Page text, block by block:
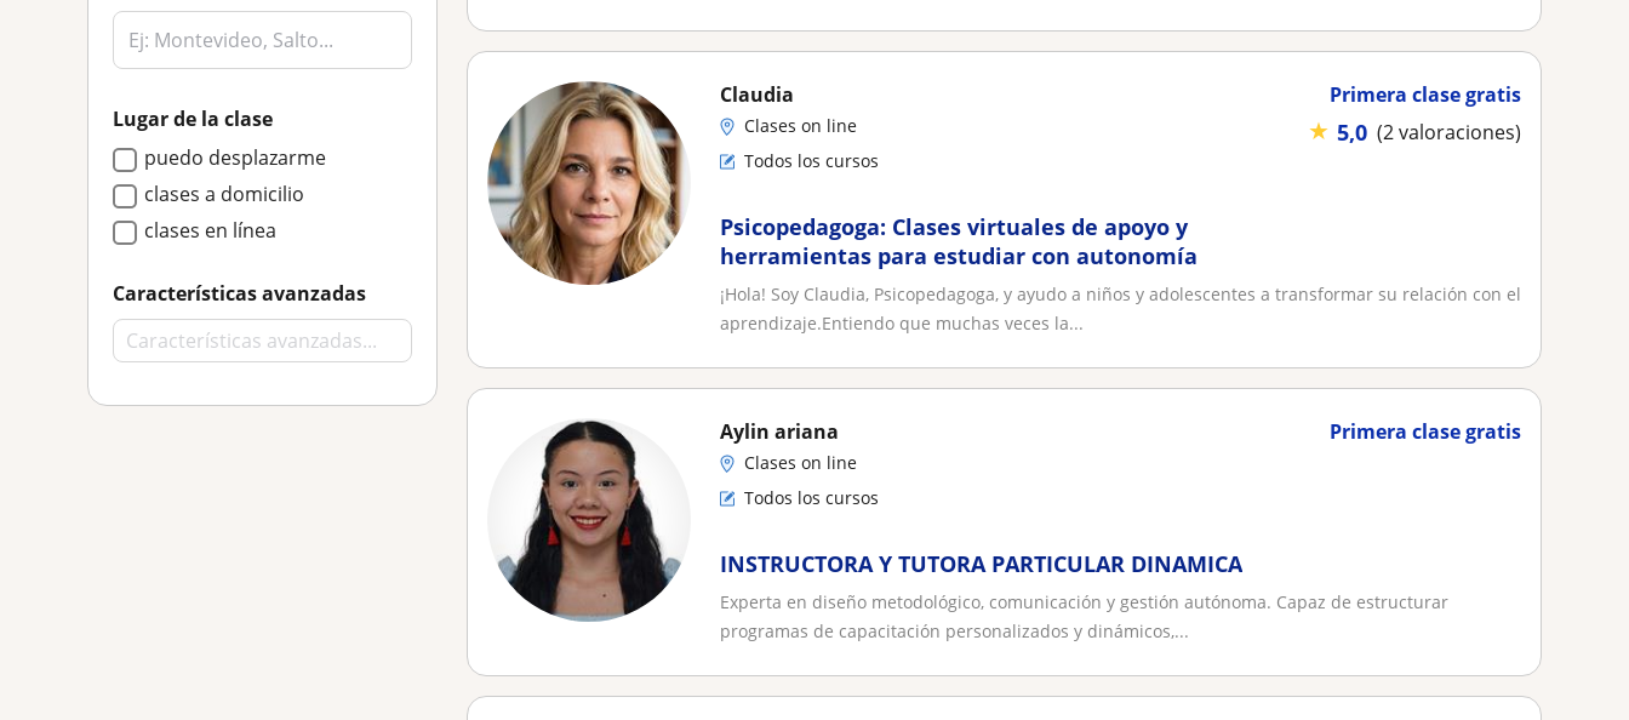
Lugar de la clase
puedo desplazarme
clases a domicilio
clases en línea
Características avanzadas
Primera clase gratis
★ 5,0 (2 valoraciones)
Claudia
Clases on line
Todos los cursos
Psicopedagoga: Clases virtuales de apoyo y
herramientas para estudiar con autonomía
¡Hola! Soy Claudia, Psicopedagoga, y ayudo a niños y adolescentes a transformar su relación con el
aprendizaje.Entiendo que muchas veces la...
Primera clase gratis
Aylin ariana
Clases on line
Todos los cursos
INSTRUCTORA Y TUTORA PARTICULAR DINAMICA
Experta en diseño metodológico, comunicación y gestión autónoma. Capaz de estructurar
programas de capacitación personalizados y dinámicos,...